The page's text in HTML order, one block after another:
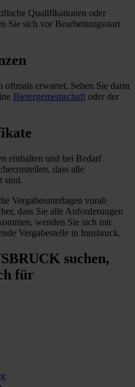
Qualifikationen oder
Sie sich vor Bearbeitungsstart
erwartet. Sehen Sie darin
Bietergemeinschaft oder der
einhalten und bei Bedarf
dass alle
sind.
Vergabeunterlagen vorab
dass Sie alle Anforderungen
wenden Sie sich mit
Vergabestelle in Innsbruck.
suchen,
für